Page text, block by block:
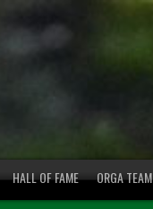
HALL OF FAME ORGA TEAM